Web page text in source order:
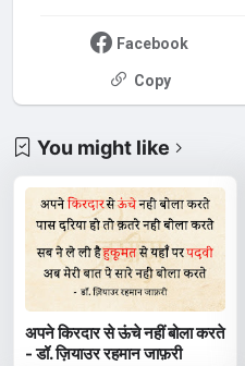
Facebook
Copy
You might like
अपने किरदार से ऊंचे नहीं बोला करते
- डॉ. ज़ियाउर रहमान जाफ़री